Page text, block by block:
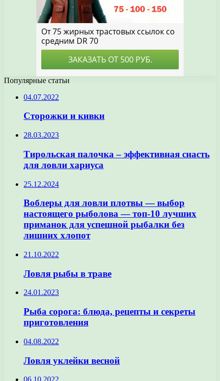
Популярные статьи
04.07.2022
Сторожки и кивки
28.03.2023
Тирольская палочка – эффективная снасть
для ловли хариуса
25.12.2024
Воблеры для ловли плотвы — выбор
настоящего рыболова — топ-10 лучших
приманок для успешной рыбалки без
лишних хлопот
21.10.2022
Ловля рыбы в траве
24.01.2023
Рыба сорога: блюда, рецепты и секреты
приготовления
04.08.2022
Ловля уклейки весной